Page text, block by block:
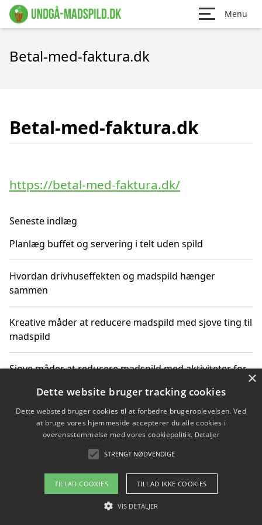
Menu
Betal-med-faktura.dk
Betal-med-faktura.dk
https://betal-med-faktura.dk/
Seneste indlæg
Planlæg buffet og servering i telt uden spild
Hvordan drivhuseffekten og madspild hænger
sammen
Kreative måder at reducere madspild med sjove ting til
madspild
Sjove måder at reducere madspild med aktiviteter for
Hvor finder jeg nemme måltidskasser i Vejle
Om / kontakt
Blog Betingelser
×
Dette website bruger tracking cookies
Dette websted bruger cookies til at forbedre brugeroplevelsen. Ved
at bruge vores hjemmeside accepterer du alle cookies i
overensstemmelse med vores cookiepolitik. Detaljer
STRENGT NØDVENDIGE
TILLAD COOKIES TILLAD IKKE COOKIES
VIS DETALJER